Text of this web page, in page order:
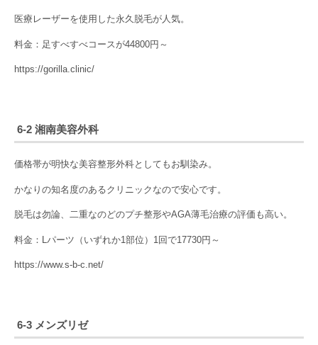
医療レーザーを使用した永久脱毛が人気。
料金：足すべすべコースが44800円～
https://gorilla.clinic/
6-2 湘南美容外科
価格帯が明快な美容整形外科としてもお馴染み。
かなりの知名度のあるクリニックなので安心です。
脱毛は勿論、二重なのどのプチ整形やAGA薄毛治療の評価も高い。
料金：Lパーツ（いずれか1部位）1回で17730円～
https://www.s-b-c.net/
6-3 メンズリゼ